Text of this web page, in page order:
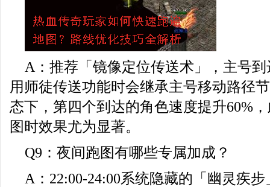
A：推荐「镜像定位传送术」，主号
用师徒传送功能时会继承主号移动路径
态下，第四个到达的角色速度提升60%
图时效果尤为显著。
Q9：夜间跑图有哪些专属加成？
A：22:00-24:00系统隐藏的「幽灵疾